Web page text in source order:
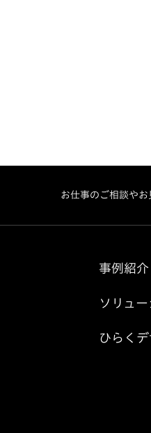
お仕事のご相談やお
事例紹介
ソリュ
ひらく